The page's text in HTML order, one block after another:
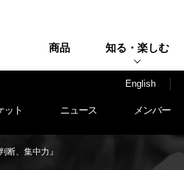
商品 知る・楽しむ
English
ット ニュース メンバー
断、集中力』